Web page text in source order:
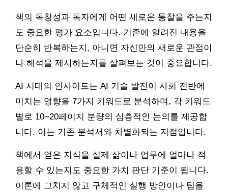
책의 독창성과 독자에게 어떤 새로운 통찰을 주는지
도 중요한 평가 요소입니다. 기존에 알려진 내용을
단순히 반복하는지, 아니면 자신만의 새로운 관점이
나 해석을 제시하는지를 살펴보는 것이 중요합니다.
AI 시대의 인사이트는 AI 기술 발전이 사회 전반에
미치는 영향을 7가지 키워드로 분석하며, 각 키워드
별로 10~20페이지 분량의 심층적인 논의를 제공합
니다. 이는 기존 분석서와 차별화되는 지점입니다.
책에서 얻은 지식을 실제 삶이나 업무에 얼마나 적
용할 수 있는지도 중요한 가치 판단 기준이 됩니다.
이론에 그치지 않고 구체적인 실행 방안이나 팁을